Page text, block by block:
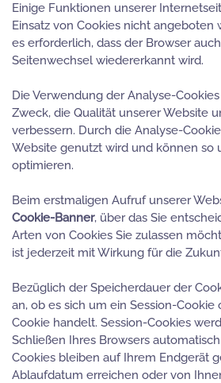
Einige Funktionen unserer
Einsatz von Cookies nicht angeboten
es erforderlich, dass der Browser
Seitenwechsel wiedererkannt wird.
Die Verwendung der Analyse-
Zweck, die Qualität unserer Website
verbessern. Durch die Analyse-
Website genutzt wird und können so
optimieren.
Beim erstmaligen Aufruf unserer
Cookie-Banner, über das Sie
Arten von Cookies Sie zulassen
ist jederzeit mit Wirkung für die
Bezüglich der Speicherdauer der
an, ob es sich um ein Session-
Cookie handelt. Session-Cookies
Schließen Ihres Browsers
Cookies bleiben auf Ihrem Endgerät
Ablaufdatum erreichen oder von